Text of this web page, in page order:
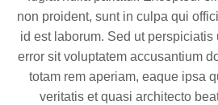
non proident, sunt in culpa qui
id est laborum. Sed ut
error sit voluptatem accusantium
totam rem aperiam, eaque ipsa
veritatis et quasi architecto